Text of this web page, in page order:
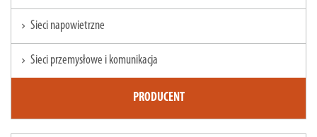
chevron_right Sieci napowietrzne
chevron_right Sieci przemysłowe i komunikacja
PRODUCENT